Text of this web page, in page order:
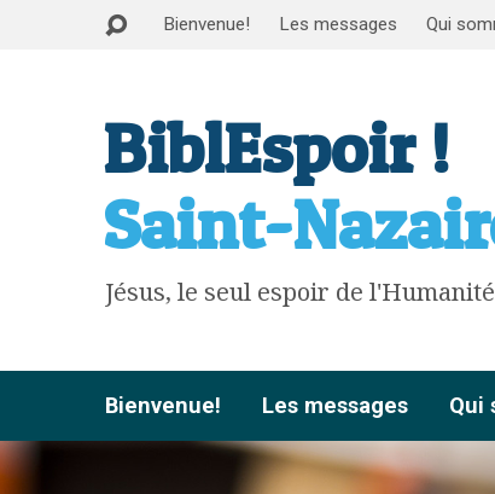
Bienvenue! Les messages Qui
BiblEspoir !
Saint-
Jésus, le seul espoir de
Bienvenue! Les messages Qui